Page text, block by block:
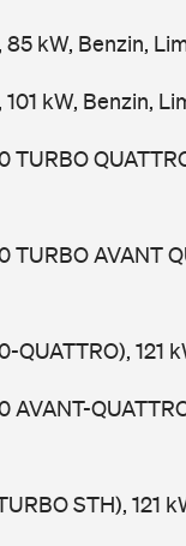
kW, Benzin,
kW, Benzin,
TURBO
TURBO AVANT
QUATTRO), 121
STH), 121